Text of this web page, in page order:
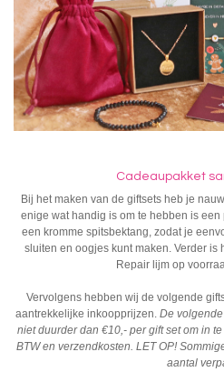
Cadeaupakket
Bij het maken van de giftsets heb je
enige wat handig is om te hebben is
een kromme spitsbektang, zodat je
sluiten en oogjes kunt maken. Verder is
Repair lijm op
Vervolgens hebben wij de volgende
aantrekkelijke inkoopprijzen. De
niet duurder dan €10,- per gift set om in
BTW en verzendkosten. LET OP!
aantal